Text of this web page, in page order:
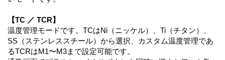
【TC ／ TCR】
温度管理モードです。TCはNi（ニッケル）、Ti（チタン）、
SS（ステンレススチール）から選択、カスタム温度管理であ
るTCRはM1〜M3まで設定可能です。